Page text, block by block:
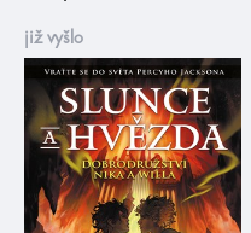
již vyšlo